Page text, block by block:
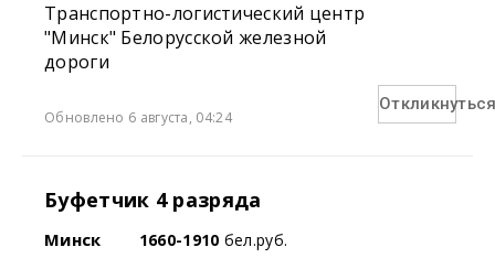
Транспортно-логистический центр
"Минск" Белорусской железной
дороги
Обновлено 6 августа, 04:24
Буфетчик 4 разряда
Минск 1660-1910 бел.руб.